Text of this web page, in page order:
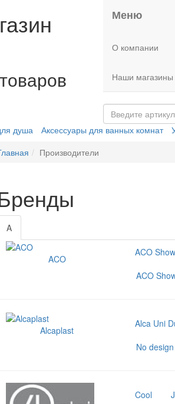
Меню
О компании
Наши магазины
душа Аксессуары для ванных комнат
Производители
A
ACO
ACO
ACO
Alcaplast
Alca Uni
No design
Cool